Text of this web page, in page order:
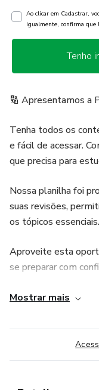
Ao clicar em Cadastrar,
igualmente, confirma que
Tenho
🔢 Apresentamos a
Tenha todos os
e fácil de acessar.
que precisa para
Nossa planilha foi
suas revisões,
os tópicos essenciais.
Aproveite esta
se preparar com
⏳ Seu tempo é
resultados!
🎁 EXTRA BÔNUS!
Mostrar mais